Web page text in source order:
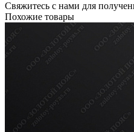
Свяжитесь с нами для
Похожие товары